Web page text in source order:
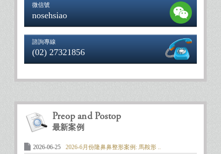
微信號
nosehsiao
諮詢專線
(02) 27321856
Preop and Postop
最新案例
2026-06-25 2026-6月份隆鼻鼻整形案例: 馬鞍形 ..